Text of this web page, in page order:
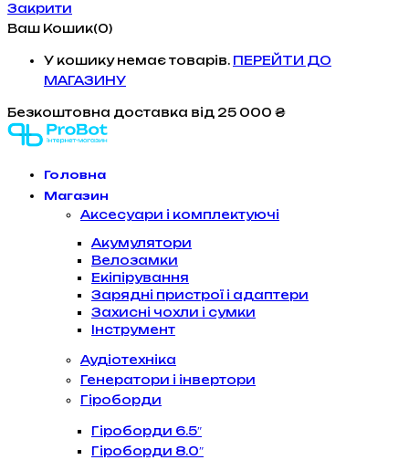
Закрити
Ваш Кошик(0)
У кошику немає товарів. ПЕРЕЙТИ ДО
МАГАЗИНУ
Безкоштовна доставка від 25 000 ₴
Головна
Магазин
Аксесуари і комплектуючі
Акумулятори
Велозамки
Екіпірування
Зарядні пристрої і адаптери
Захисні чохли і сумки
Інструмент
Аудіотехніка
Генератори і інвертори
Гіроборди
Гіроборди 6.5″
Гіроборди 8.0″